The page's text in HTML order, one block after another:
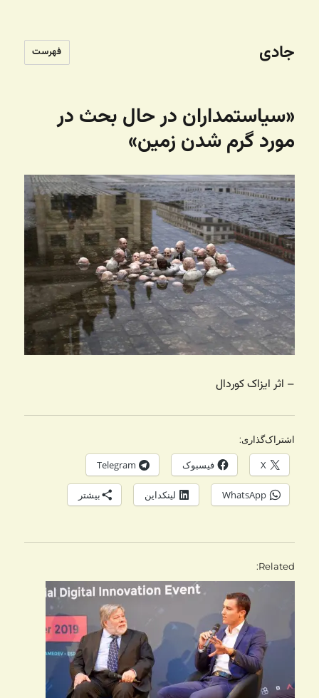
جادی فهرست
«سیاستمداران در حال بحث در
مورد گرم شدن زمین»
– اثر ایزاک کوردال
اشتراک‌گذاری:
X فیسبوک Telegram
WhatsApp لینکداین بیشتر
Related